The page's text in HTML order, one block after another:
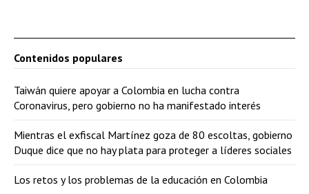
Contenidos populares
Taiwán quiere apoyar a Colombia en lucha contra
Coronavirus, pero gobierno no ha manifestado interés
Mientras el exfiscal Martínez goza de 80 escoltas, gobierno
Duque dice que no hay plata para proteger a líderes sociales
Los retos y los problemas de la educación en Colombia